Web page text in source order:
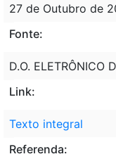
27 de Outubro de
Fonte:
D.O. ELETRÔNICO
Link:
Texto integral
Referenda: